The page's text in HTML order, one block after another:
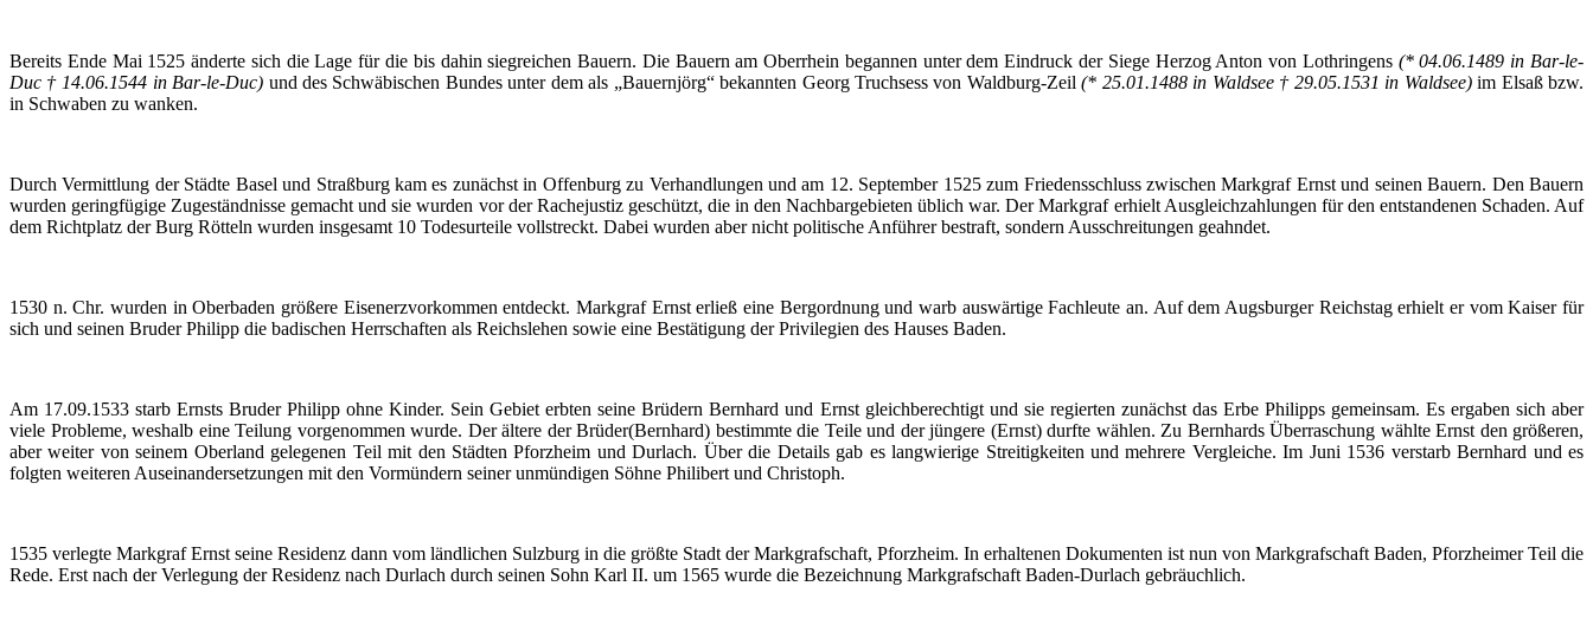
Bereits Ende Mai 1525 änderte sich die Lage für die bis dahin siegreichen Bauern. Die Bauern am Oberrhein begannen unter dem Eindruck der Siege Herzog Anton von Lothringens (* 04.06.1489 in Bar-le-
Duc † 14.06.1544 in Bar-le-Duc) und des Schwäbischen Bundes unter dem als „Bauernjörg“ bekannten Georg Truchsess von Waldburg-Zeil(* 25.01.1488 in Waldsee † 29.05.1531 in Waldsee)im Elsaß bzw.
in Schwaben zu wanken.
Durch Vermittlung der Städte Basel und Straßburg kam es zunächst in Offenburg zu Verhandlungen und am 12. September 1525 zum Friedensschluss zwischen Markgraf Ernst und seinen Bauern. Den Bauern
wurden geringfügige Zugeständnisse gemacht und sie wurden vor der Rachejustiz geschützt, die in den Nachbargebieten üblich war. Der Markgraf erhielt Ausgleichzahlungen für den entstandenen Schaden. Auf
dem Richtplatz der Burg Rötteln wurden insgesamt 10 Todesurteile vollstreckt. Dabei wurden aber nicht politische Anführer bestraft, sondern Ausschreitungen geahndet.
1530 n.Chr. wurden in Oberbaden größere Eisenerzvorkommen entdeckt. Markgraf Ernst erließ eine Bergordnung und warb auswärtige Fachleute an. Auf dem Augsburger Reichstag erhielt er vom Kaiser für
sich und seinen Bruder Philipp die badischen Herrschaften als Reichslehen sowie eine Bestätigung der Privilegien des Hauses Baden.
Am 17.09.1533 starb Ernsts Bruder Philipp ohne Kinder. Sein Gebiet erbten seine Brüdern Bernhard und Ernst gleichberechtigt und sie regierten zunächst das Erbe Philipps gemeinsam. Es ergaben sich aber
viele Probleme, weshalb eine Teilung vorgenommen wurde. Der ältere der Brüder(Bernhard) bestimmte die Teile und der jüngere (Ernst) durfte wählen. Zu Bernhards Überraschung wählte Ernst den größeren,
aber weiter von seinem Oberland gelegenen Teil mit den Städten Pforzheim undDurlach. Über die Details gab es langwierige Streitigkeiten und mehrere Vergleiche. Im Juni 1536 verstarb Bernhard und es
folgten weiteren Auseinandersetzungen mit den Vormündern seiner unmündigen Söhne Philibert und Christoph.
1535 verlegte Markgraf Ernst seine Residenz dann vom ländlichen Sulzburg in die größte Stadt der Markgrafschaft, Pforzheim. In erhaltenen Dokumenten ist nun von Markgrafschaft Baden, Pforzheimer Teil die
Rede. Erst nach der Verlegung der Residenz nach Durlach durch seinen Sohn Karl II. um 1565 wurde die Bezeichnung Markgrafschaft Baden-Durlach gebräuchlich.